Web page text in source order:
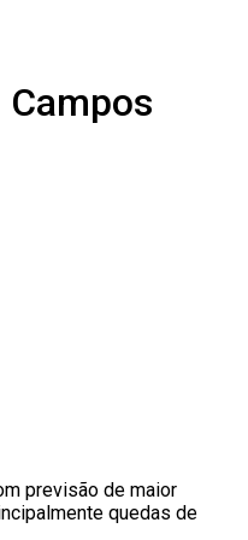
previsão de maior
quedas de